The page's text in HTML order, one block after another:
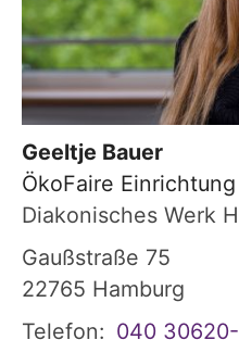
Geeltje Bauer
ÖkoFaire Einrichtung
Diakonisches Werk
Gaußstraße 75
22765 Hamburg
Telefon: 040